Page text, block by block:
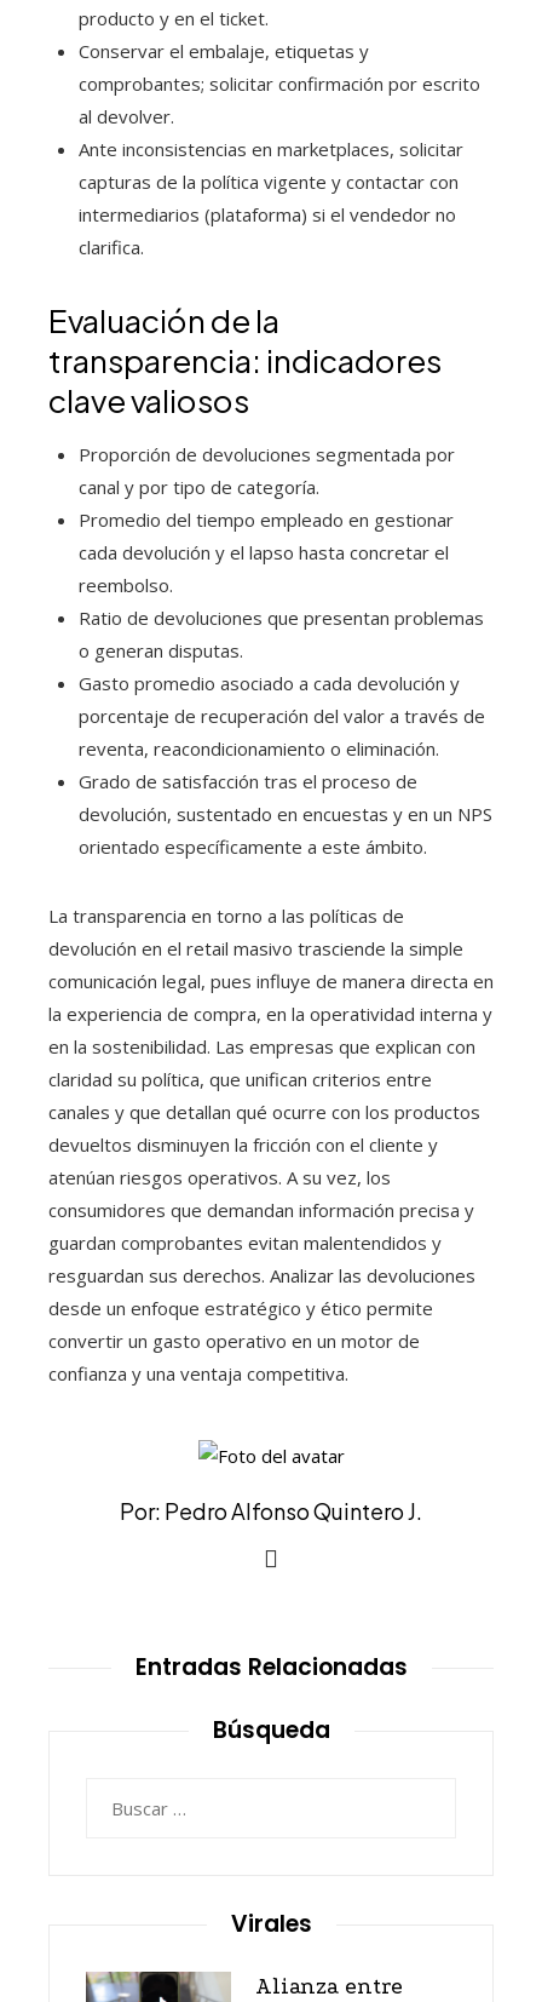
producto y en el ticket.
Conservar el embalaje, etiquetas y
comprobantes; solicitar confirmación por escrito
al devolver.
Ante inconsistencias en marketplaces, solicitar
capturas de la política vigente y contactar con
intermediarios (plataforma) si el vendedor no
clarifica.
Evaluación de la
transparencia: indicadores
clave valiosos
Proporción de devoluciones segmentada por
canal y por tipo de categoría.
Promedio del tiempo empleado en gestionar
cada devolución y el lapso hasta concretar el
reembolso.
Ratio de devoluciones que presentan problemas
o generan disputas.
Gasto promedio asociado a cada devolución y
porcentaje de recuperación del valor a través de
reventa, reacondicionamiento o eliminación.
Grado de satisfacción tras el proceso de
devolución, sustentado en encuestas y en un NPS
orientado específicamente a este ámbito.
La transparencia en torno a las políticas de
devolución en el retail masivo trasciende la simple
comunicación legal, pues influye de manera directa en
la experiencia de compra, en la operatividad interna y
en la sostenibilidad. Las empresas que explican con
claridad su política, que unifican criterios entre
canales y que detallan qué ocurre con los productos
devueltos disminuyen la fricción con el cliente y
atenúan riesgos operativos. A su vez, los
consumidores que demandan información precisa y
guardan comprobantes evitan malentendidos y
resguardan sus derechos. Analizar las devoluciones
desde un enfoque estratégico y ético permite
convertir un gasto operativo en un motor de
confianza y una ventaja competitiva.
Por: Pedro Alfonso Quintero J.
Entradas Relacionadas
Búsqueda
Virales
Alianza entre